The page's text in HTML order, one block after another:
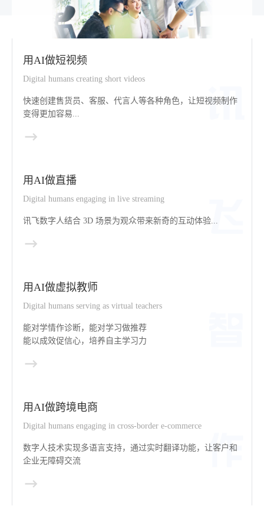
用AI做短视频
Digital humans creating short videos
快速创建售货员、客服、代言人等各种角色，让短视频制作
变得更加容易...
用AI做直播
Digital humans engaging in live streaming
讯飞数字人结合 3D 场景为观众带来新奇的互动体验...
用AI做虚拟教师
Digital humans serving as virtual teachers
能对学情作诊断，能对学习做推荐
能以成效促信心，培养自主学习力
用AI做跨境电商
Digital humans engaging in cross-border e-commerce
数字人技术实现多语言支持，通过实时翻译功能，让客户和
企业无障碍交流